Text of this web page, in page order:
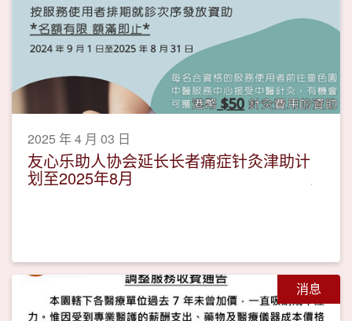
2025 年 4 月 03 日
友心乐助人协会延长长者痛症针灸津助计
划至2025年8月
消息